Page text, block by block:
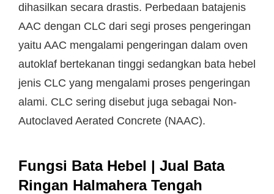
dihasilkan secara drastis. Perbedaan batajenis
AAC dengan CLC dari segi proses pengeringan
yaitu AAC mengalami pengeringan dalam oven
autoklaf bertekanan tinggi sedangkan bata hebel
jenis CLC yang mengalami proses pengeringan
alami. CLC sering disebut juga sebagai Non-
Autoclaved Aerated Concrete (NAAC).
Fungsi Bata Hebel | Jual Bata
Ringan Halmahera Tengah